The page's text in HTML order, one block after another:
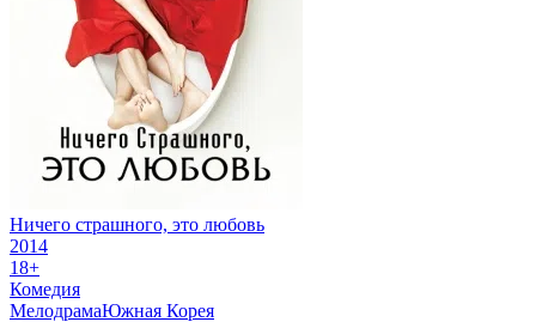
Ничего страшного, это любовь
2014
18+
Комедия
МелодрамаЮжная Корея